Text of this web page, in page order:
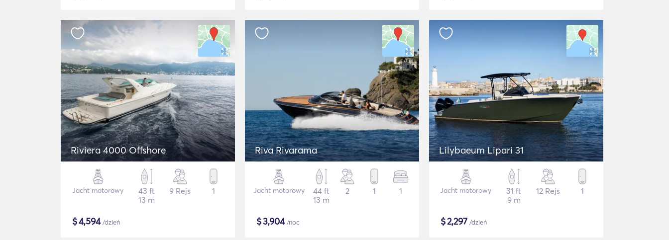
Riviera 4000 Offshore
Jacht motorowy
43 ft
13 m
9 Rejs 1
$4,594/dzień
Riva Rivarama
Jacht motorowy
44 ft
13 m
2 1 1
$3,904/noc
Lilybaeum Lipari 31
Jacht motorowy
31 ft
9 m
12 Rejs 1
$2,297 /dzień